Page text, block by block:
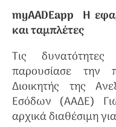
myAADEapp Η
και ταμπλέτες
Τις
παρουσίασε την
Διοικητής της
Εσόδων (ΑΑΔΕ)
αρχικά διαθέσιμη